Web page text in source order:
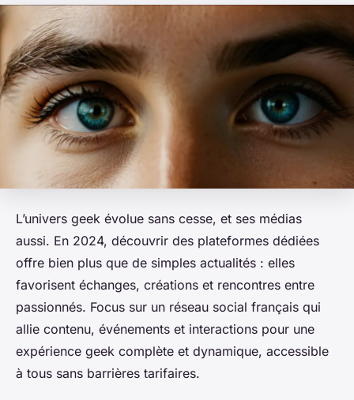
L’univers geek évolue sans cesse, et ses médias
aussi. En 2024, découvrir des plateformes dédiées
offre bien plus que de simples actualités : elles
favorisent échanges, créations et rencontres entre
passionnés. Focus sur un réseau social français qui
allie contenu, événements et interactions pour une
expérience geek complète et dynamique, accessible
à tous sans barrières tarifaires.